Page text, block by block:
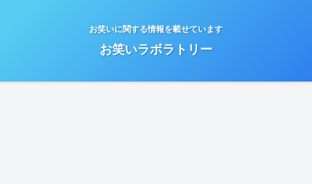
お笑いに関する情報を載せています
お笑いラボラトリー